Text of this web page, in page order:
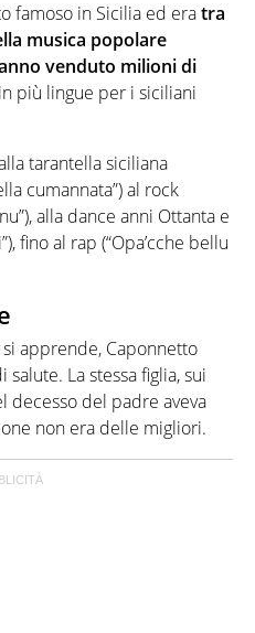
famoso in Sicilia ed eratra
musica popolare
venduto milioni di
più lingue per i siciliani
tarantella siciliana
cumannata”) al rock
alla dance anni Ottanta e
fino al rap (“Opa’cche bellu
apprende, Caponnetto
La stessa figlia, sui
decesso del padre aveva
non era delle migliori.